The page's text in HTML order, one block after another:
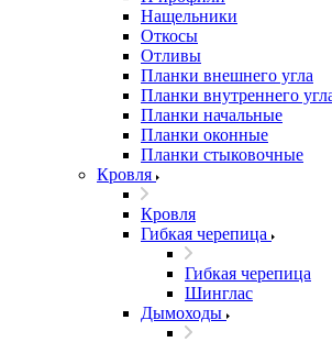
Нащельники
Откосы
Отливы
Планки внешнего угла
Планки внутреннего
Планки начальные
Планки оконные
Планки стыковочные
Кровля
Кровля
Гибкая черепица
Гибкая черепица
Шинглас
Дымоходы